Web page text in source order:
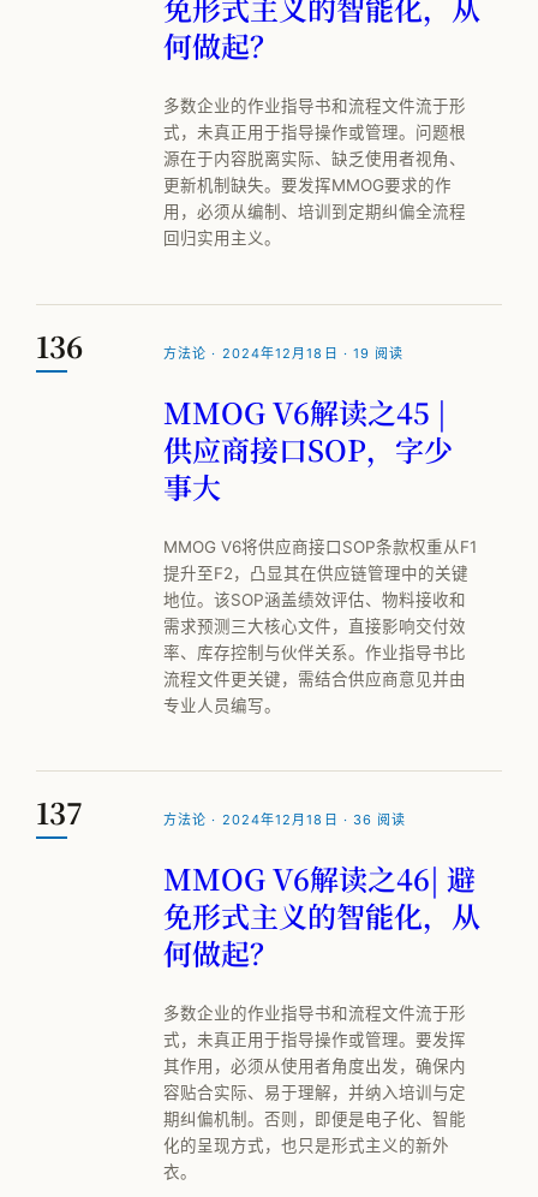
何做起？
多数企业的作业指导书和流程文件流于形
式，未真正用于指导操作或管理。问题根
源在于内容脱离实际、缺乏使用者视角、
更新机制缺失。要发挥MMOG要求的作
用，必须从编制、培训到定期纠偏全流程
回归实用主义。
136 方法论 · 2024年12月18日 · 19 阅读
MMOG V6解读之45 |
供应商接口SOP，字少
事大
MMOG V6将供应商接口SOP条款权重从F1
提升至F2，凸显其在供应链管理中的关键
地位。该SOP涵盖绩效评估、物料接收和
需求预测三大核心文件，直接影响交付效
率、库存控制与伙伴关系。作业指导书比
流程文件更关键，需结合供应商意见并由
专业人员编写。
137 方法论 · 2024年12月18日 · 36 阅读
MMOG V6解读之46| 避
免形式主义的智能化，从
何做起？
多数企业的作业指导书和流程文件流于形
式，未真正用于指导操作或管理。要发挥
其作用，必须从使用者角度出发，确保内
容贴合实际、易于理解，并纳入培训与定
期纠偏机制。否则，即便是电子化、智能
化的呈现方式，也只是形式主义的新外
衣。